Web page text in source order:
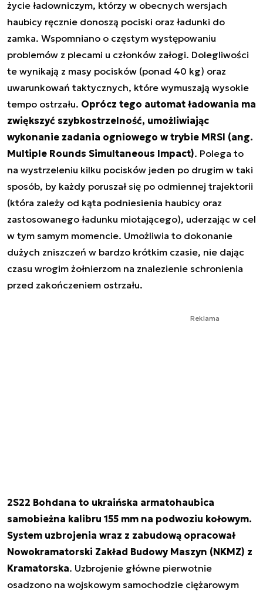
życie ładowniczym, którzy w obecnych wersjach
haubicy ręcznie donoszą pociski oraz ładunki do
zamka. Wspomniano o częstym występowaniu
problemów z plecami u członków załogi. Dolegliwości
te wynikają z masy pocisków (ponad 40 kg) oraz
uwarunkowań taktycznych, które wymuszają wysokie
tempo ostrzału. Oprócz tego automat ładowania ma
zwiększyć szybkostrzelność, umożliwiając
wykonanie zadania ogniowego w trybie MRSI (ang.
Multiple Rounds Simultaneous Impact). Polega to
na wystrzeleniu kilku pocisków jeden po drugim w taki
sposób, by każdy poruszał się po odmiennej trajektorii
(która zależy od kąta podniesienia haubicy oraz
zastosowanego ładunku miotającego), uderzając w cel
w tym samym momencie. Umożliwia to dokonanie
dużych zniszczeń w bardzo krótkim czasie, nie dając
czasu wrogim żołnierzom na znalezienie schronienia
przed zakończeniem ostrzału.
Reklama
2S22 Bohdana to ukraińska armatohaubica
samobieżna kalibru 155 mm na podwoziu kołowym.
System uzbrojenia wraz z zabudową opracował
Nowokramatorski Zakład Budowy Maszyn (NKMZ) z
Kramatorska. Uzbrojenie główne pierwotnie
osadzono na wojskowym samochodzie ciężarowym